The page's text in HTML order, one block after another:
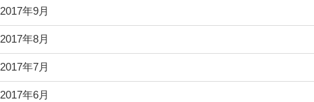
2017年9月
2017年8月
2017年7月
2017年6月